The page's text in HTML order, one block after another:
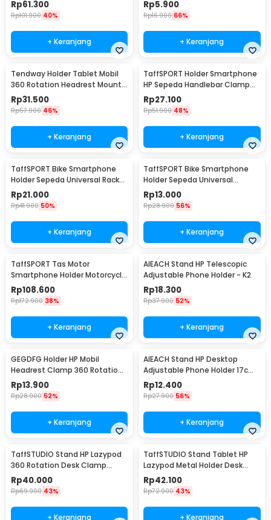
Rp61.300
Rp101.900 40%
+ Keranjang
Rp5.900
Rp16.900 66%
+ Keranjang
Tendway Holder Tablet Mobil
360 Rotation Headrest Mount
8-11 Inch - SBT-1104
Rp31.500
Rp57.900 46%
+ Keranjang
TaffSPORT Holder Smartphone
HP Sepeda Handlebar Clamp
Bicycle Holder - YP07
Rp27.100
Rp51.900 48%
+ Keranjang
TaffSPORT Bike Smartphone
Holder Sepeda Universal Rack
Bicycle - BM03
Rp21.000
Rp41.900 50%
+ Keranjang
TaffSPORT Bike Smartphone
Holder Sepeda Universal
Bicycle - JR-OK5
Rp13.000
Rp28.900 56%
+ Keranjang
TaffSPORT Tas Motor
Smartphone Holder Motorcycle
Fuel Bag - SA212
Rp108.600
Rp172.900 38%
+ Keranjang
AIEACH Stand HP Telescopic
Adjustable Phone Holder - K2
Rp18.300
Rp37.900 52%
+ Keranjang
GEGDFG Holder HP Mobil
Headrest Clamp 360 Rotation
Car Phone Holder - GP97
Rp13.900
Rp28.900 52%
+ Keranjang
AIEACH Stand HP Desktop
Adjustable Phone Holder 17cm
- K2
Rp12.400
Rp27.900 56%
+ Keranjang
TaffSTUDIO Stand HP Lazypod
360 Rotation Desk Clamp
Smartphone Holder - D9
Rp40.000
Rp69.900 43%
+ Keranjang
TaffSTUDIO Stand Tablet HP
Lazypod Metal Holder Desk
Clamp 6-8 Inch - D9
Rp42.100
Rp72.900 43%
+ Keranjang